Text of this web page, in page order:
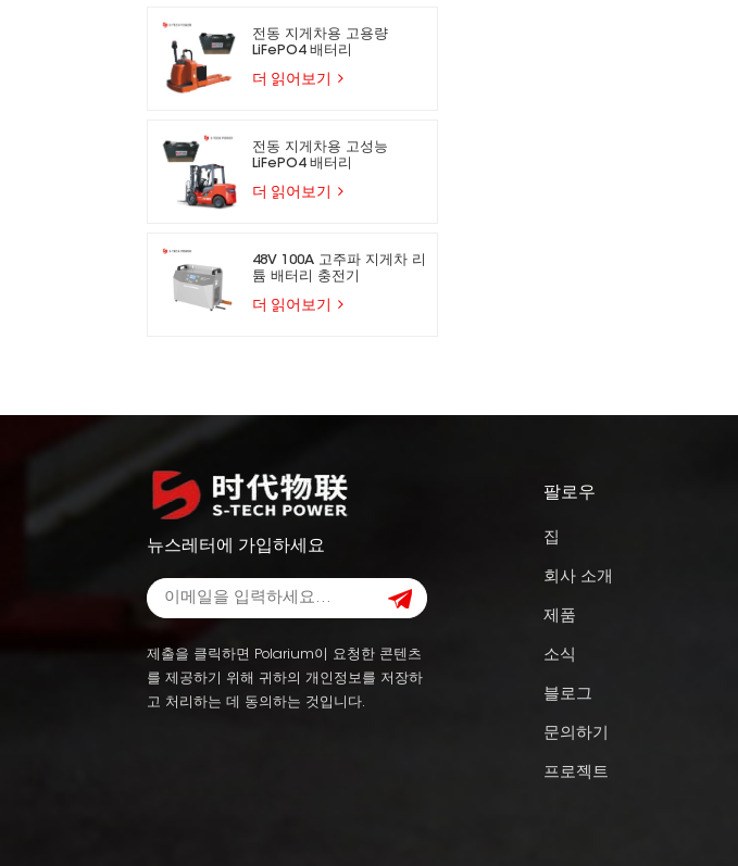
전동 지게차용 고용량
LiFePO4 배터리
더 읽어보기
전동 지게차용 고성능
LiFePO4 배터리
더 읽어보기
48V 100A 고주파 지게차 리
튬 배터리 충전기
더 읽어보기
뉴스레터에 가입하세요
제출을 클릭하면 Polarium이 요청한 콘텐츠
를 제공하기 위해 귀하의 개인정보를 저장하
고 처리하는 데 동의하는 것입니다.
팔로우
집
회사 소개
제품
소식
블로그
문의하기
프로젝트